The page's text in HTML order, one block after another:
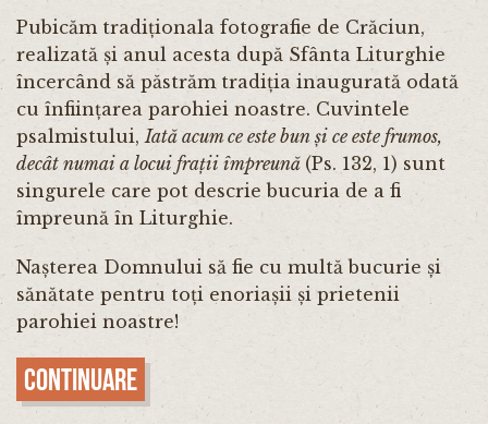
Pubicăm tradiționala fotografie de Crăciun,
realizată și anul acesta după Sfânta Liturghie
încercând să păstrăm tradiția inaugurată odată
cu înființarea parohiei noastre. Cuvintele
psalmistului, Iată acum ce este bun și ce este frumos,
decât numai a locui frații împreună (Ps. 132, 1) sunt
singurele care pot descrie bucuria de a fi
împreună în Liturghie.
Nașterea Domnului să fie cu multă bucurie și
sănătate pentru toți enoriașii și prietenii
parohiei noastre!
Continuare